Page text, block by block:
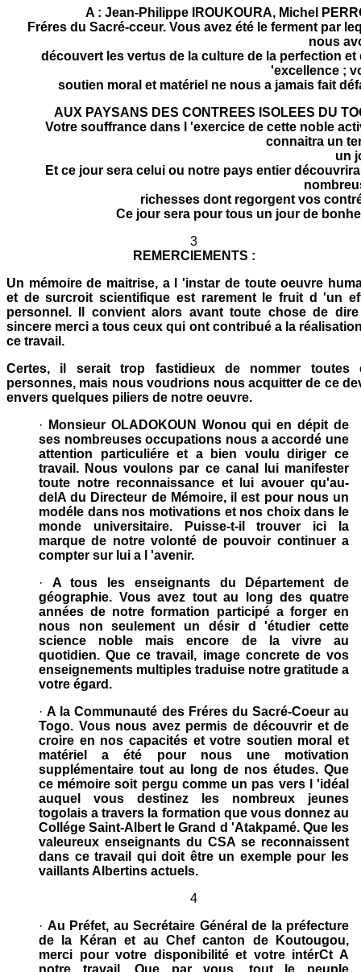
A : Jean-Philippe IROUKOURA, Michel
Fréres du Sacré-cceur. Vous avez été le ferment par
nous
découvert les vertus de la culture de la perfection et
'excellence ;
soutien moral et matériel ne nous a jamais fait
AUX PAYSANS DES CONTREES ISOLEES DU
Votre souffrance dans l 'exercice de cette noble
connaitra un
un
Et ce jour sera celui ou notre pays entier
richesses dont regorgent vos
Ce jour sera pour tous un jour de
3
REMERCIEMENTS :
Un mémoire de maitrise, a l 'instar de toute oeuvre
et de surcroit scientifique est rarement le fruit d 'un
personnel. Il convient alors avant toute chose de
sincere merci a tous ceux qui ont contribué a la
ce travail.
Certes, il serait trop fastidieux de nommer toutes
personnes, mais nous voudrions nous acquitter de ce
envers quelques piliers de notre oeuvre.
·
Monsieur OLADOKOUN Wonou qui en dépit de
ses nombreuses occupations nous a accordé une
attention particuliére et a bien voulu diriger ce
travail. Nous voulons par ce canal lui manifester
toute notre reconnaissance et lui avouer qu'au-
delA du Directeur de Mémoire, il est pour nous un
modéle dans nos motivations et nos choix dans le
monde universitaire. Puisse-t-il trouver ici la
marque de notre volonté de pouvoir continuer a
compter sur lui a l 'avenir.
· A tous les enseignants du Département de
géographie. Vous avez tout au long des quatre
années de notre formation participé a forger en
nous non seulement un désir d 'étudier cette
science noble mais encore de la vivre au
quotidien. Que ce travail, image concrete de vos
enseignements multiples traduise notre gratitude a
votre égard.
·A la Communauté des Fréres du Sacré-Coeur au
Togo. Vous nous avez permis de découvrir et de
croire en nos capacités et votre soutien moral et
matériel a été pour nous une motivation
supplémentaire tout au long de nos études. Que
ce mémoire soit pergu comme un pas vers l 'idéal
auquel vous destinez les nombreux jeunes
togolais a travers la formation que vous donnez au
Collége Saint-Albert le Grand d 'Atakpamé. Que les
valeureux enseignants du CSA se reconnaissent
dans ce travail qui doit être un exemple pour les
vaillants Albertins actuels.
4
· Au Préfet, au Secrétaire Général de la préfecture
de la Kéran et au Chef canton de Koutougou,
merci pour votre disponibilité et votre intérCt A
notre travail. Que par vous, tout le peuple